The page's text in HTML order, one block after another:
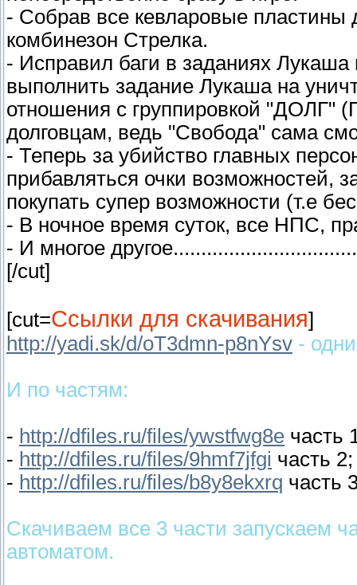
- Собрав все кевларовые
комбинезон Стрелка.
- Исправил баги в заданиях
выполнить задание Лукаша на
отношения с группировкой "ДОЛГ"
долговцам, ведь "Свобода" сама
- Теперь за убийство главных
прибавляться очки возможностей,
покупать супер возможности (т.е
- В ночное время суток, все НПС,
- И многое
[/cut]
[cut=Ссылки для скачивания]
http://yadi.sk/d/oT3dmn-p8nYsv -
И по частям:
- http://dfiles.ru/files/ywstfwg8e часть
- http://dfiles.ru/files/9hmf7jfgi часть 2;
- http://dfiles.ru/files/b8y8ekxrq часть
Скачиваем все 3 части запускаем
автоматом.